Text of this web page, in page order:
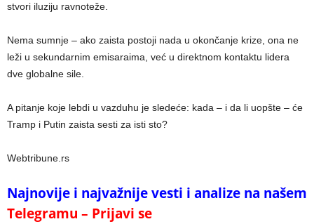
stvori iluziju ravnoteže.
Nema sumnje – ako zaista postoji nada u okončanje krize, ona ne
leži u sekundarnim emisaraima, već u direktnom kontaktu lidera
dve globalne sile.
A pitanje koje lebdi u vazduhu je sledeće: kada – i da li uopšte – će
Tramp i Putin zaista sesti za isti sto?
Webtribune.rs
Najnovije i najvažnije vesti i analize na našem
Telegramu – Prijavi se